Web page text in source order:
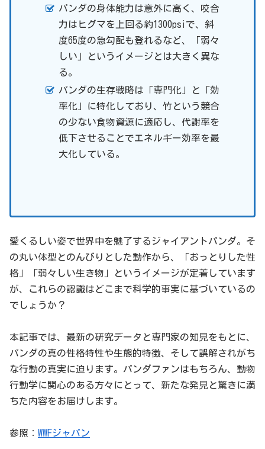
パンダの身体能力は意外に高く、咬合
力はヒグマを上回る約1300psiで、斜
度65度の急勾配も登れるなど、「弱々
しい」というイメージとは大きく異な
る。
パンダの生存戦略は「専門化」と「効
率化」に特化しており、竹という競合
の少ない食物資源に適応し、代謝率を
低下させることでエネルギー効率を最
大化している。
愛くるしい姿で世界中を魅了するジャイアントパンダ。そ
の丸い体型とのんびりとした動作から、「おっとりした性
格」「弱々しい生き物」というイメージが定着しています
が、これらの認識はどこまで科学的事実に基づいているの
でしょうか？
本記事では、最新の研究データと専門家の知見をもとに、
パンダの真の性格特性や生態的特徴、そして誤解されがち
な行動の真実に迫ります。パンダファンはもちろん、動物
行動学に関心のある方々にとって、新たな発見と驚きに満
ちた内容をお届けします。
参照： WWFジャパン